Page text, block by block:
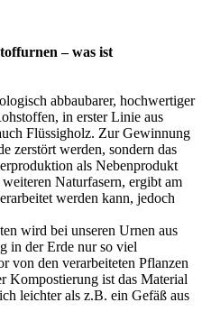
– was ist
abbaubarer, hochwertiger
in erster Linie aus
Flüssigholz. Zur Gewinnung
zerstört werden, sondern das
als Nebenprodukt
Naturfasern, ergibt am
werden kann, jedoch
wird bei unseren Urnen aus
in der Erde nur so viel
von den verarbeiteten Pflanzen
Kompostierung ist das Material
leichter als z.B. ein Gefäß aus